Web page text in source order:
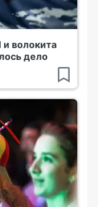
волокита
дело